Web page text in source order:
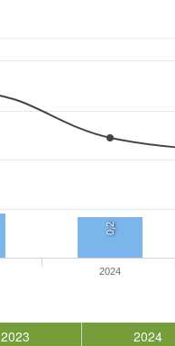
0,2
2024
2023 2024